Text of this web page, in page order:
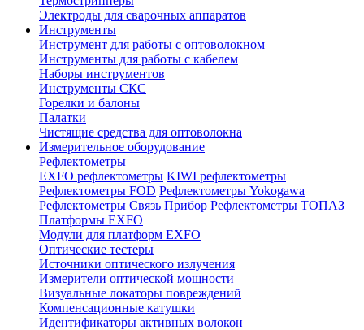
Электроды для сварочных аппаратов
Инструменты
Инструмент для работы с оптоволокном
Инструменты для работы с кабелем
Наборы инструментов
Инструменты СКС
Горелки и балоны
Палатки
Чистящие средства для оптоволокна
Измерительное оборудование
Рефлектометры
EXFO рефлектометры KIWI рефлектометры
Рефлектометры FOD Рефлектометры Yokogawa
Рефлектометры Связь Прибор Рефлектометры ТОПАЗ
Платформы EXFO
Модули для платформ EXFO
Оптические тестеры
Источники оптического излучения
Измерители оптической мощности
Визуальные локаторы повреждений
Компенсационные катушки
Идентификаторы активных волокон